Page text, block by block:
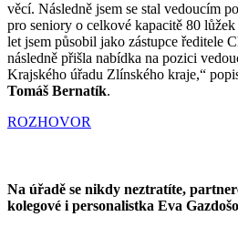
věcí. Následně jsem se stal vedoucím
pro seniory o celkové kapacitě 80
let jsem působil jako zástupce ředitele
následně přišla nabídka na pozici
Krajského úřadu Zlínského kraje,“
Tomáš Bernatík.
ROZHOVOR
Na úřadě se nikdy neztratíte,
kolegové i personalistka Eva